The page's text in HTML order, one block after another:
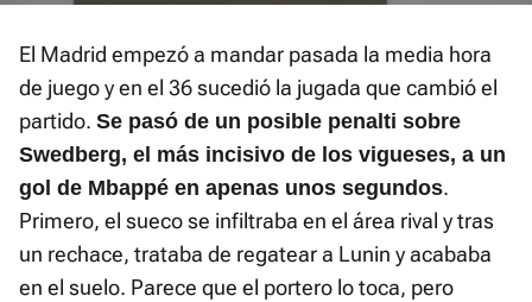
El Madrid empezó a mandar pasada la media hora
de juego y en el 36 sucedió la jugada que cambió el
partido. Se pasó de un posible penalti sobre
Swedberg, el más incisivo de los vigueses, a un
gol de Mbappé en apenas unos segundos.
Primero, el sueco se infiltraba en el área rival y tras
un rechace, trataba de regatear a Lunin y acababa
en el suelo. Parece que el portero lo toca, pero